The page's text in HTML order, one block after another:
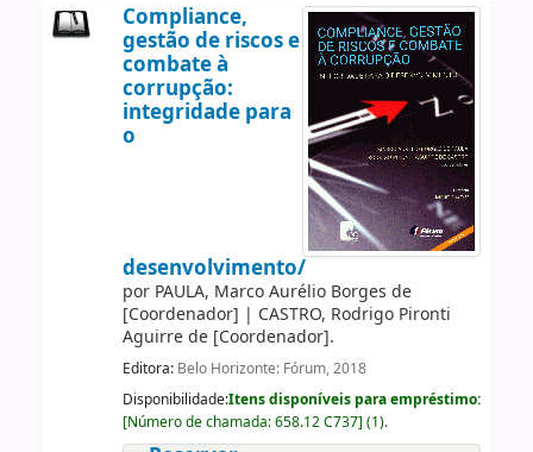
Compliance,
gestão de riscos e
combate à
corrupção:
integridade para
o
desenvolvimento/
por PAULA, Marco Aurélio Borges de
[Coordenador] | CASTRO, Rodrigo Pironti
Aguirre de[Coordenador].
Editora: Belo Horizonte: Fórum, 2018
Disponibilidade:Itens disponíveis para empréstimo:
[Número de chamada:658.12 C737] (1).